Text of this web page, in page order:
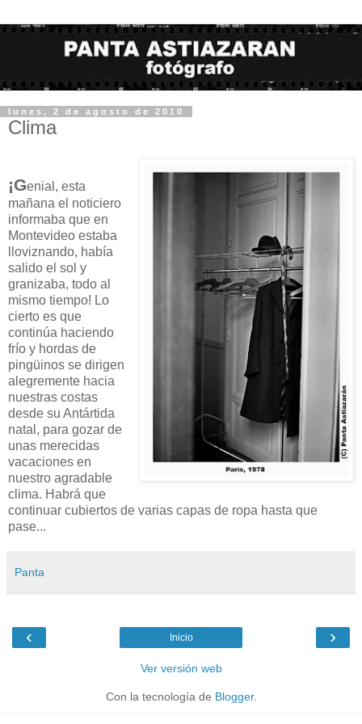
lunes, 2 de agosto de 2010
Clima
¡Genial, esta
mañana el noticiero
informaba que en
Montevideo estaba
lloviznando, había
salido el sol y
granizaba, todo al
mismo tiempo! Lo
cierto es que
continúa haciendo
frío y hordas de
pingüinos se dirigen
alegremente hacia
nuestras costas
desde su Antártida
natal, para gozar de
unas merecidas
vacaciones en
nuestro agradable
clima. Habrá que
continuar cubiertos de varias capas de ropa hasta que
pase...
Panta
‹ ›
Inicio
Ver versión web
Con la tecnología de Blogger.